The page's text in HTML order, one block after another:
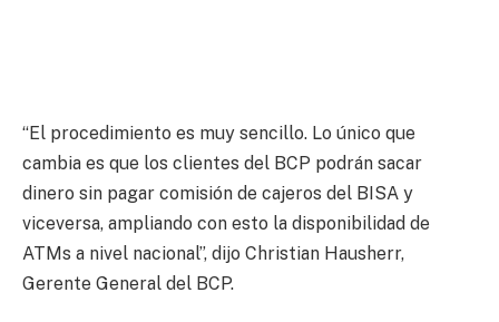
“El procedimiento es muy sencillo. Lo único que
cambia es que los clientes del BCP podrán sacar
dinero sin pagar comisión de cajeros del BISA y
viceversa, ampliando con esto la disponibilidad de
ATMs a nivel nacional”, dijo Christian Hausherr,
Gerente General del BCP.